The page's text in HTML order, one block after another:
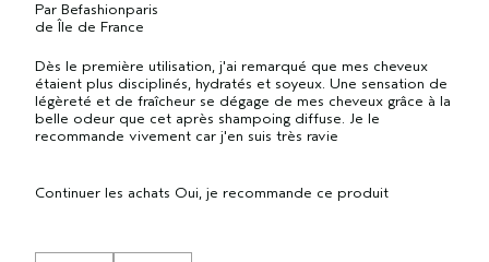
Par Befashionparis
de Île de France
Dès le première utilisation, j'ai remarqué que mes cheveux
étaient plus disciplinés, hydratés et soyeux. Une sensation de
légèreté et de fraîcheur se dégage de mes cheveux grâce à la
belle odeur que cet après shampoing diffuse. Je le
recommande vivement car j'en suis très ravie
Continuer les achats Oui, je recommande ce produit